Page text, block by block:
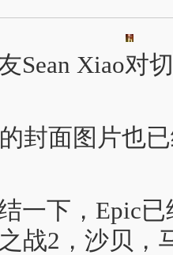
Sean Xiao对
封面图片也
一下，Epic
战2，沙贝，